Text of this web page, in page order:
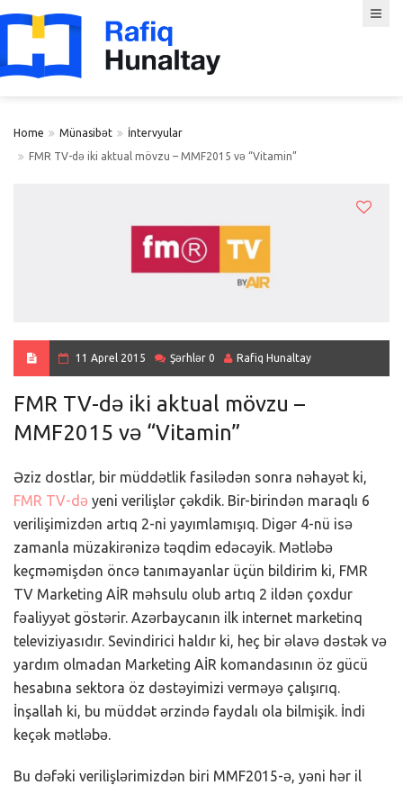
Home Münasibət
İntervyular
FMR TV-də iki aktual mövzu – MMF2015 və “Vitamin”
11 Aprel 2015 Şərhlər 0 Rafiq Hunaltay
FMR TV-də iki aktual mövzu –
MMF2015 və “Vitamin”
Əziz dostlar, bir müddətlik fasilədən sonra nəhayət ki,
FMR TV-də yeni verilişlər çəkdik. Bir-birindən maraqlı 6
verilişimizdən artıq 2-ni yayımlamışıq. Digər 4-nü isə
zamanla müzakirənizə təqdim edəcəyik. Mətləbə
keçməmişdən öncə tanımayanlar üçün bildirim ki, FMR
TV Marketing AİR məhsulu olub artıq 2 ildən çoxdur
fəaliyyət göstərir. Azərbaycanın ilk internet marketinq
televiziyasıdır. Sevindirici haldır ki, heç bir əlavə dəstək və
yardım olmadan Marketing AİR komandasının öz gücü
hesabına sektora öz dəstəyimizi verməyə çalışırıq.
İnşallah ki, bu müddət ərzində faydalı ola bilmişik. İndi
keçək mətləbə.
Bu dəfəki verilişlərimizdən biri MMF2015-ə, yəni hər il